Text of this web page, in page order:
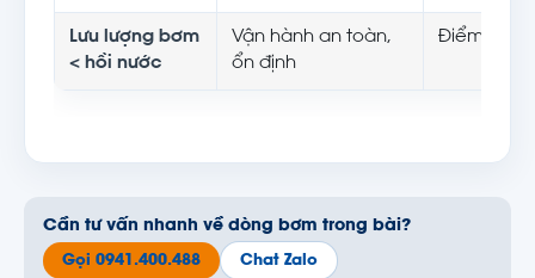
Lưu lượng bơm
< hồi nước
Vận hành an toàn,
ổn định
Điểm làm
Cần tư vấn nhanh về dòng bơm trong bài?
Gọi 0941.400.488 Chat Zalo